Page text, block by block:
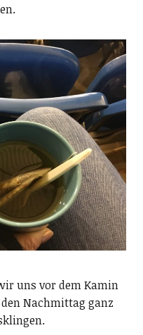
uns vor dem Kamin
Nachmittag ganz